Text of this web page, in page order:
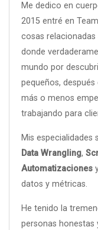
Me dedico en
2015 entré en
cosas
donde
mundo por
pequeños,
más o menos
trabajando para
Mis especialidades
Data Wrangling,
Automatizaciones
datos y métricas.
He tenido la
personas honestas